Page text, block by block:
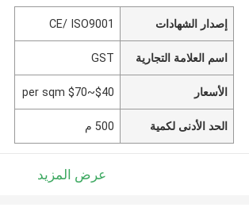
إصدار الشهادات CE/ ISO9001
اسم العلامة التجارية GST
الأسعار $40~$70 per sqm
الحد الأدنى لكمية 500 م
عرض المزيد